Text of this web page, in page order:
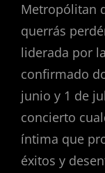
Metropólitan
querrás
liderada por
confirmado
junio y 1 de
concierto
íntima que
éxitos y